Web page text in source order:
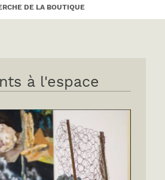
DE LA BOUTIQUE
à l'espace